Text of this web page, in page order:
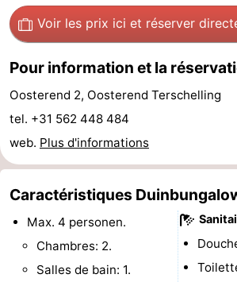
vue
Croisières
-
Fermes
de
Parcours
mini-
golf
Centres
bien-
être
Visites
guidées
Sports
Voir les prix ici et réserver
Pour information et la
Oosterend 2, Oosterend Terschelling
tel. +31 562 448 484
web. Plus d'informations
Caractéristiques
Max. 4 personen.
Chambres: 2.
Salles de bain: 1.